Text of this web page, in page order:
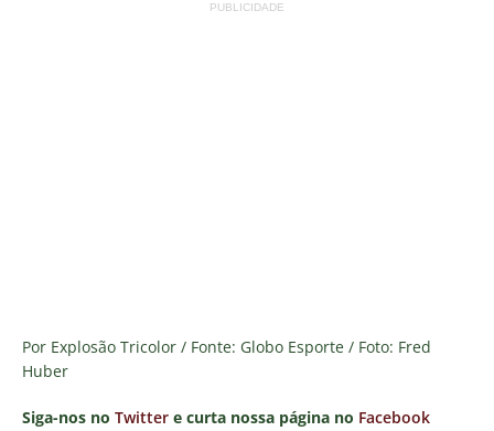
PUBLICIDADE
Por Explosão Tricolor / Fonte: Globo Esporte / Foto: Fred
Huber
Siga-nos no Twitter e curta nossa página no Facebook